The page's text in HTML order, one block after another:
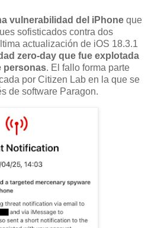
vulnerabilidad del iPhone que
sofisticados contra dos
actualización de iOS 18.3.1
zero-day que fue explotada
personas. El fallo forma parte
por Citizen Lab en la que se
de software Paragon.